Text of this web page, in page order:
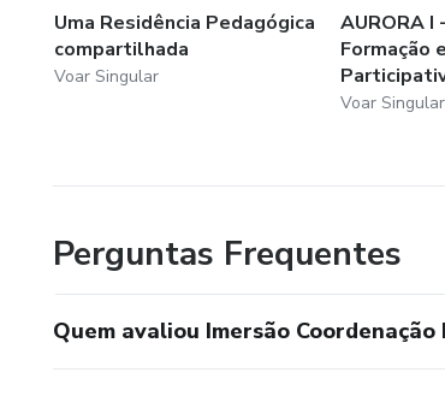
Uma Residência Pedagógica
compartilhada
Voar Singular
AURORA I
Formação
Voar Singular
Perguntas Frequentes
Quem avaliou Imersão Coordenação